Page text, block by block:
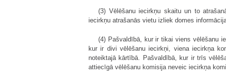
(3) Vēlēšanu iecirkņu skaitu un to
iecirkņu atrašanās vietu izliek domes
(4) Pašvaldībā, kur ir tikai viens vēlēšanu
kur ir divi vēlēšanu iecirkņi, viena iecirkņa
noteiktajā kārtībā. Pašvaldībā, kur ir trīs
attiecīgā vēlēšanu komisija neveic iecirkņa